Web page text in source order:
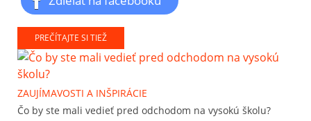
PREČÍTAJTE SI TIEŽ
ZAUJÍMAVOSTI A INŠPIRÁCIE
Čo by ste mali vedieť pred odchodom na vysokú školu?